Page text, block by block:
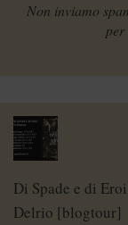
Non inviamo
per
Di Spade e di
Delrio [blogtour]